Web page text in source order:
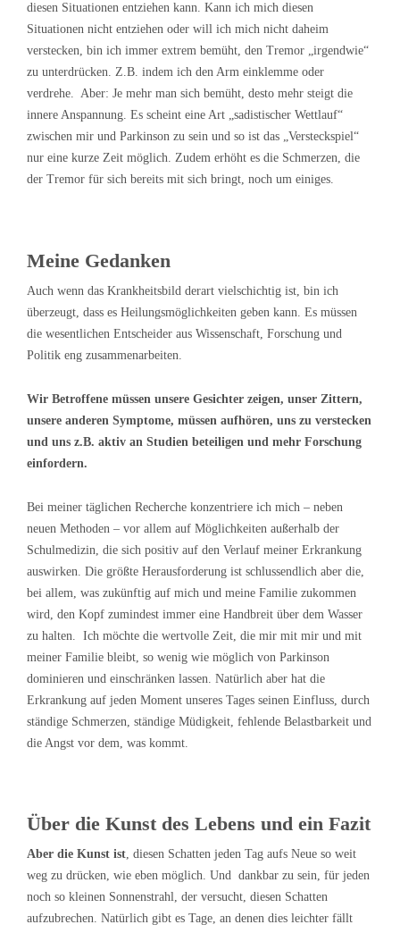
diesen Situationen entziehen kann. Kann ich mich diesen
Situationen nicht entziehen oder will ich mich nicht daheim
verstecken, bin ich immer extrem bemüht, den Tremor „irgendwie“
zu unterdrücken. Z.B. indem ich den Arm einklemme oder
verdrehe. Aber: Je mehr man sich bemüht, desto mehr steigt die
innere Anspannung. Es scheint eine Art „sadistischer Wettlauf“
zwischen mir und Parkinson zu sein und so ist das „Versteckspiel“
nur eine kurze Zeit möglich. Zudem erhöht es die Schmerzen, die
der Tremor für sich bereits mit sich bringt, noch um einiges.
Meine Gedanken
Auch wenn das Krankheitsbild derart vielschichtig ist, bin ich
überzeugt, dass es Heilungsmöglichkeiten geben kann. Es müssen
die wesentlichen Entscheider aus Wissenschaft, Forschung und
Politik eng zusammenarbeiten.
Wir Betroffene müssen unsere Gesichter zeigen, unser Zittern,
unsere anderen Symptome, müssen aufhören, uns zu verstecken
und uns z.B. aktiv an Studien beteiligen und mehr Forschung
einfordern.
Bei meiner täglichen Recherche konzentriere ich mich – neben
neuen Methoden – vor allem auf Möglichkeiten außerhalb der
Schulmedizin, die sich positiv auf den Verlauf meiner Erkrankung
auswirken. Die größte Herausforderung ist schlussendlich aber die,
bei allem, was zukünftig auf mich und meine Familie zukommen
wird, den Kopf zumindest immer eine Handbreit über dem Wasser
zu halten. Ich möchte die wertvolle Zeit, die mir mit mir und mit
meiner Familie bleibt, so wenig wie möglich von Parkinson
dominieren und einschränken lassen. Natürlich aber hat die
Erkrankung auf jeden Moment unseres Tages seinen Einfluss, durch
ständige Schmerzen, ständige Müdigkeit, fehlende Belastbarkeit und
die Angst vor dem, was kommt.
Über die Kunst des Lebens und ein Fazit
Aber die Kunst ist, diesen Schatten jeden Tag aufs Neue so weit
weg zu drücken, wie eben möglich. Und dankbar zu sein, für jeden
noch so kleinen Sonnenstrahl, der versucht, diesen Schatten
aufzubrechen. Natürlich gibt es Tage, an denen dies leichter fällt